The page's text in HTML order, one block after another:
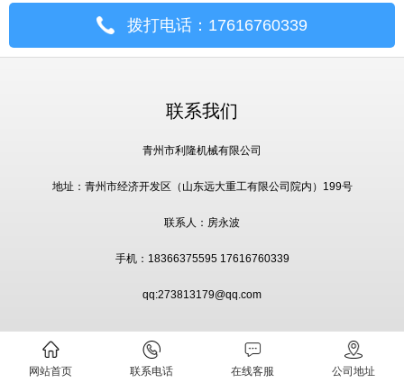
拨打电话：17616760339
网站首页 联系电话 在线客服 公司地址
联系我们
青州市利隆机械有限公司
地址：青州市经济开发区（山东远大重工有限公司院内）199号
联系人：房永波
手机：18366375595 17616760339
qq:273813179@qq.com